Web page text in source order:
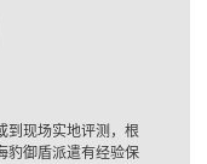
到现场实地评测，根
豹御盾派遣有经验保